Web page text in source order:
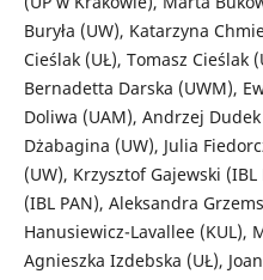
Buryła (UW), Katarzyna
Cieślak (UŁ), Tomasz Cieślak
Bernadetta Darska (UWM),
Doliwa (UAM), Andrzej
Dżabagina (UW), Julia
(UW), Krzysztof Gajewski
(IBL PAN), Aleksandra
Hanusiewicz-Lavallee (KUL),
Agnieszka Izdebska (UŁ),